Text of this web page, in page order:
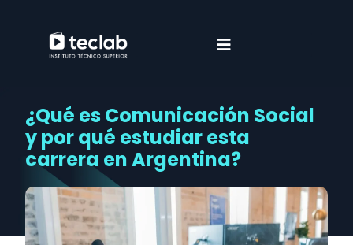
¿Qué es Comunicación Social
y por qué estudiar esta
carrera en Argentina?